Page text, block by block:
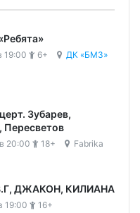
19:00 6+ ДК «БМЗ»
Зубарев,
Пересветов
20:00 18+ Fabrika
ДЖАКОН, КИЛИАНА
19:00
16+